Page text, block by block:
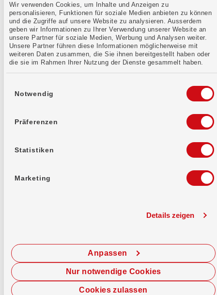
Wir verwenden Cookies, um Inhalte und Anzeigen zu
personalisieren, Funktionen für soziale Medien anbieten zu können
und die Zugriffe auf unsere Website zu analysieren. Ausserdem
geben wir Informationen zu Ihrer Verwendung unserer Website an
unsere Partner für soziale Medien, Werbung und Analysen weiter.
Unsere Partner führen diese Informationen möglicherweise mit
weiteren Daten zusammen, die Sie ihnen bereitgestellt haben oder
die sie im Rahmen Ihrer Nutzung der Dienste gesammelt haben.
Notwendig
Präferenzen
Statistiken
Marketing
Details zeigen
Cookies zulassen
Anpassen
Nur notwendige Cookies
Mehr erfahren
Kontaktformular
Jetzt chatten